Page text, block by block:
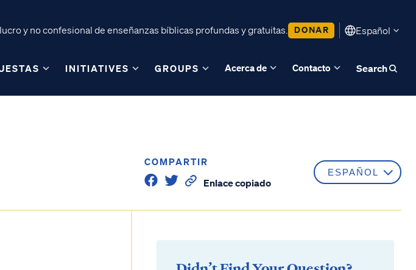
y no confesional de enseñanzas bíblicas profundas y gratuitas. DONAR Español
INITIATIVES GROUPS Acerca de Contacto Search
COMPARTIR
Enlace copiado